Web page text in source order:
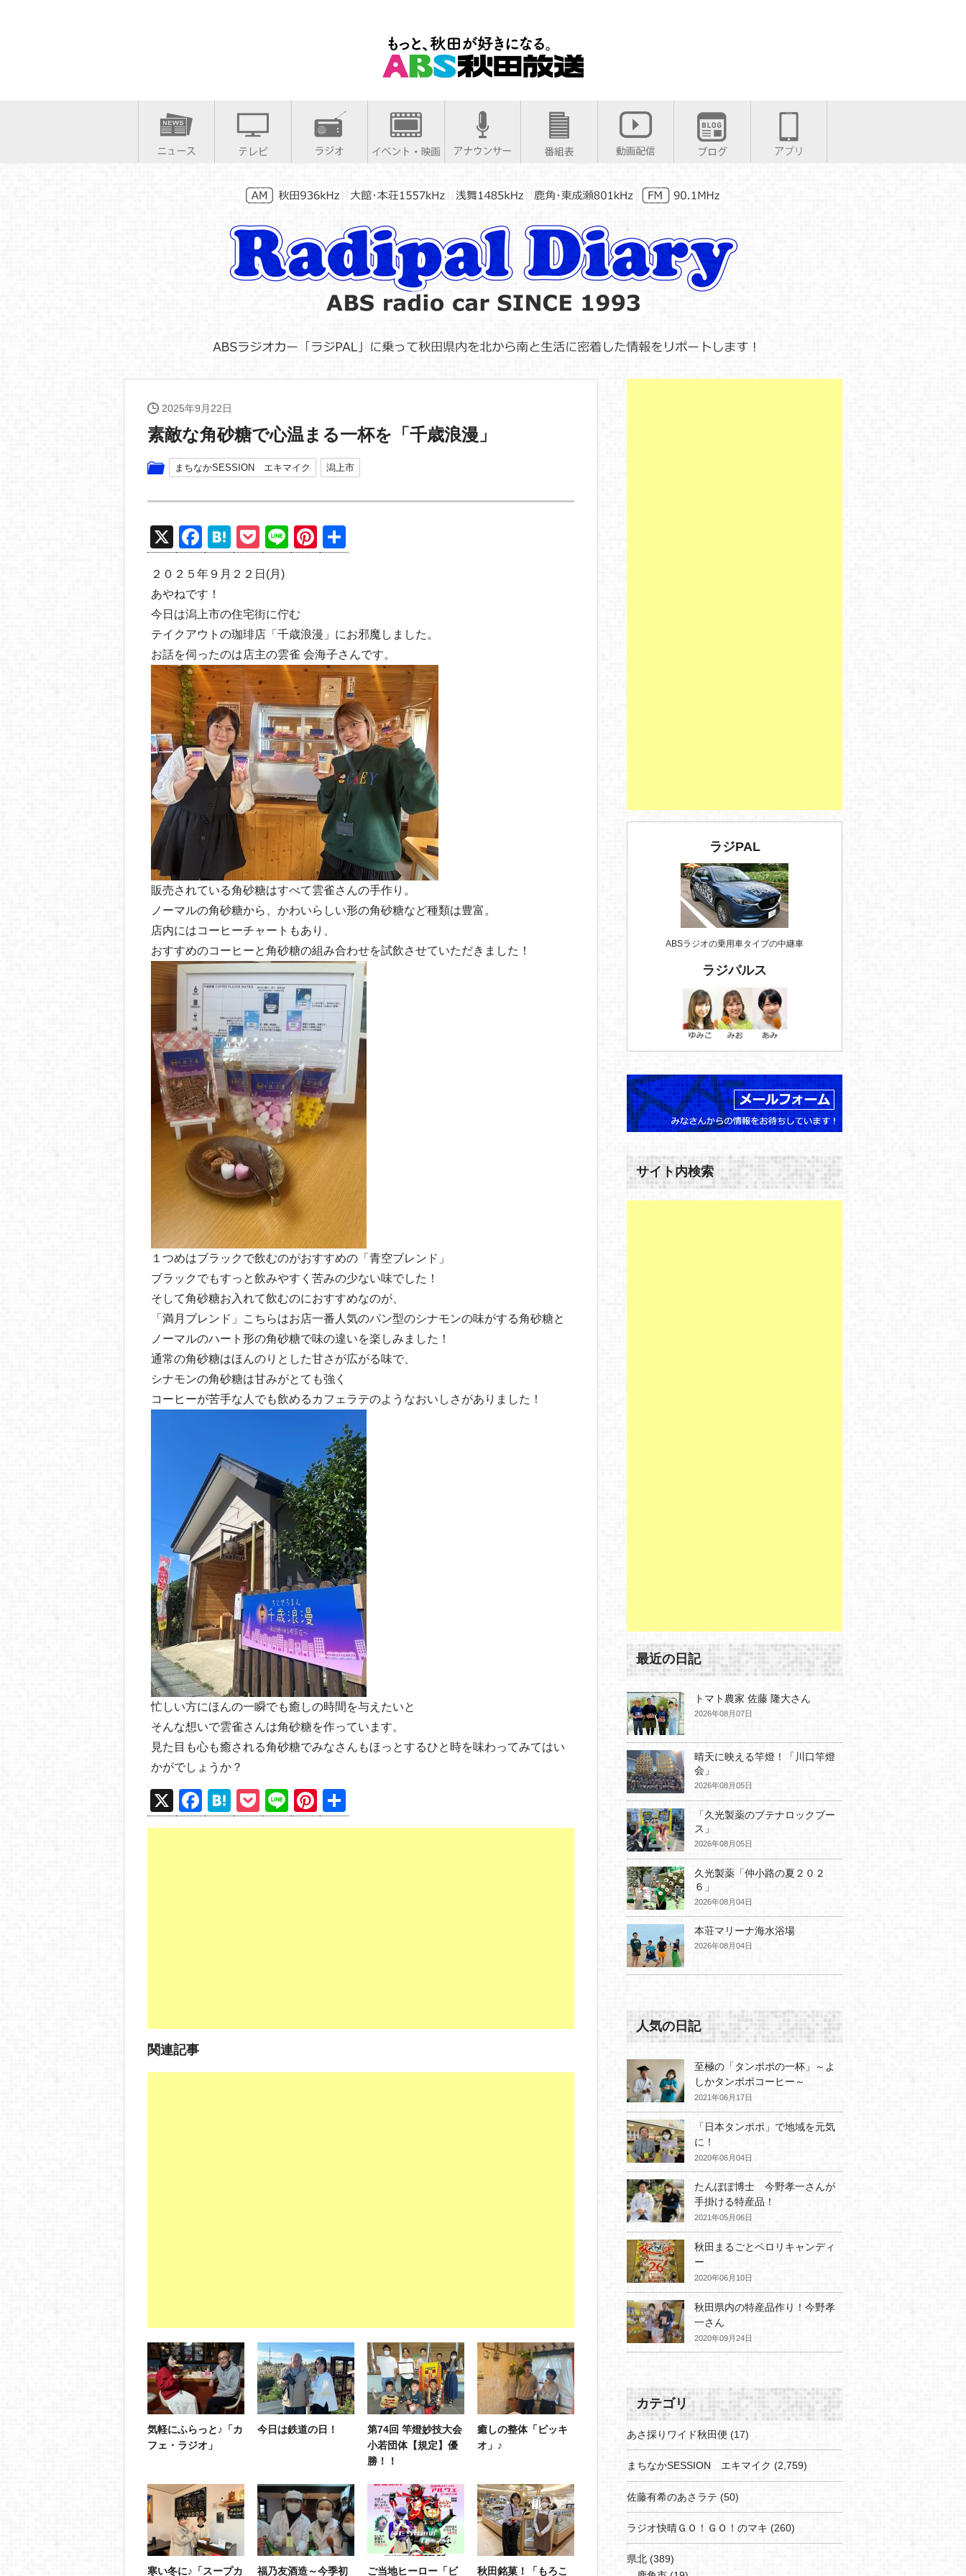
2025年9月22日
素敵な角砂糖で心温まる一杯を「千歳浪漫」
まちなかSESSION エキマイク 潟上市
X
F
a
c
e
b
o
o
k
H
at
e
n
a
P
o
ck
et
Li
n
Pi
nt
st
有
２０２５年９月２２日(月)
あやねです！
今日は潟上市の住宅街に佇む
テイクアウトの珈琲店「千歳浪漫」にお邪魔しました。
お話を伺ったのは店主の雲雀 会海子さんです。
販売されている角砂糖はすべて雲雀さんの手作り。
ノーマルの角砂糖から、かわいらしい形の角砂糖など種類は豊富。
店内にはコーヒーチャートもあり、
おすすめのコーヒーと角砂糖の組み合わせを試飲させていただきました！
１つめはブラックで飲むのがおすすめの「青空ブレンド」
ブラックでもすっと飲みやすく苦みの少ない味でした！
そして角砂糖お入れて飲むのにおすすめなのが、
「満月ブレンド」こちらはお店一番人気のパン型のシナモンの味がする角砂糖と
ノーマルのハート形の角砂糖で味の違いを楽しみました！
通常の角砂糖はほんのりとした甘さが広がる味で、
シナモンの角砂糖は甘みがとても強く
コーヒーが苦手な人でも飲めるカフェラテのようなおいしさがありました！
忙しい方にほんの一瞬でも癒しの時間を与えたいと
そんな想いで雲雀さんは角砂糖を作っています。
見た目も心も癒される角砂糖でみなさんもほっとするひと時を味わってみてはい
かがでしょうか？
X
F
a
H
at
P
o
Li
n
Pi
nt 有
関連記事
気軽にふらっと♪「カ
フェ・ラジオ」
今日は鉄道の日！
第74回 竿燈妙技大会
小若団体【規定】優
勝！！
癒しの整体「ピッキ
オ」♪
寒い冬に♪「スープカ 福乃友酒造～今季初 ご当地ヒーロー「ビ 秋田銘菓！「もろこ
ラジPAL
ABSラジオの乗用車タイプの中継車
ラジパルス
サイト内検索
最近の日記
トマト農家 佐藤 隆大さん
2026年08月07日
晴天に映える竿燈！「川口竿燈
会」
2026年08月05日
「久光製薬のブテナロックブー
ス」
2026年08月05日
久光製薬「仲小路の夏２０２
６」
2026年08月04日
本荘マリーナ海水浴場
2026年08月04日
人気の日記
至極の「タンポポの一杯」～よ
しかタンポポコーヒー～
2021年06月17日
「日本タンポポ」で地域を元気
に！
2020年06月04日
たんぽぽ博士 今野孝一さんが
手掛ける特産品！
2021年05月06日
秋田まるごとペロリキャンディ
ー
2020年06月10日
秋田県内の特産品作り！今野孝
一さん
2020年09月24日
カテゴリ
あさ採りワイド秋田便 (17)
まちなかSESSION エキマイク (2,759)
佐藤有希のあさラテ (50)
ラジオ快晴ＧＯ！ＧＯ！のマキ (260)
県北 (389)